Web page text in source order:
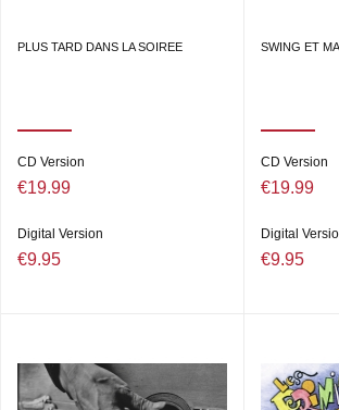
PLUS TARD DANS LA SOIREE
CD Version
€19.99
Digital Version
€9.95
SWING ET
CD Version
€19.99
Digital
€9.95